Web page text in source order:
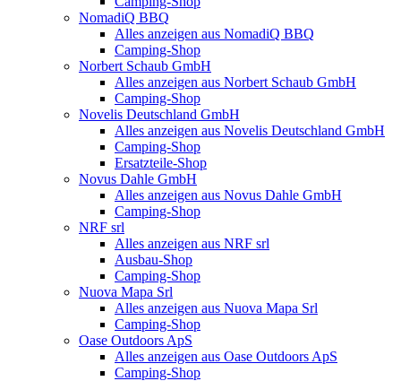
NomadiQ BBQ
Alles anzeigen aus NomadiQ BBQ
Camping-Shop
Norbert Schaub GmbH
Alles anzeigen aus Norbert Schaub GmbH
Camping-Shop
Novelis Deutschland GmbH
Alles anzeigen aus Novelis Deutschland GmbH
Camping-Shop
Ersatzteile-Shop
Novus Dahle GmbH
Alles anzeigen aus Novus Dahle GmbH
Camping-Shop
NRF srl
Alles anzeigen aus NRF srl
Ausbau-Shop
Camping-Shop
Nuova Mapa Srl
Alles anzeigen aus Nuova Mapa Srl
Camping-Shop
Oase Outdoors ApS
Alles anzeigen aus Oase Outdoors ApS
Camping-Shop